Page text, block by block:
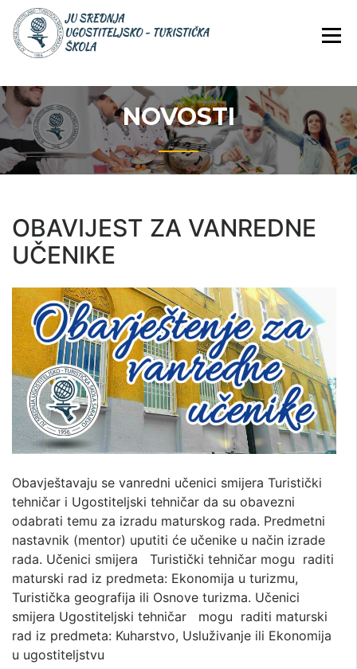
Skip
content
JU SREDNJA
NOVOSTI
OBAVIJEST ZA VANREDNE
UČENIKE
Obavještavaju se vanredni učenici smijera Turistički
tehničar i Ugostiteljski tehničar da su obavezni
odabrati temu za izradu maturskog rada. Predmetni
nastavnik (mentor) uputiti će učenike u način izrade
rada. Učenici smijera Turistički tehničar mogu raditi
maturski rad iz predmeta: Ekonomija u turizmu,
Turistička geografija ili Osnove turizma. Učenici
smijera Ugostiteljski tehničar mogu raditi maturski
rad iz predmeta: Kuharstvo, Usluživanje ili Ekonomija
u ugostiteljstvu